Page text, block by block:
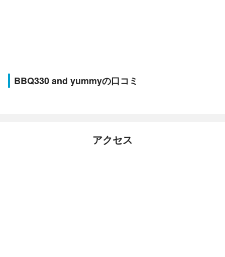
BBQ330 and yummyの口コミ
アクセス